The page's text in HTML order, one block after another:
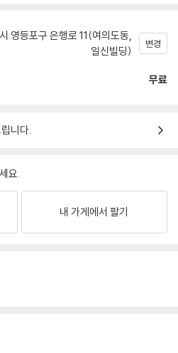
영등포구 은행로 11(여의도동,
일신빌딩)
변경
무료
니다.
요.
내 가게에서 팔기